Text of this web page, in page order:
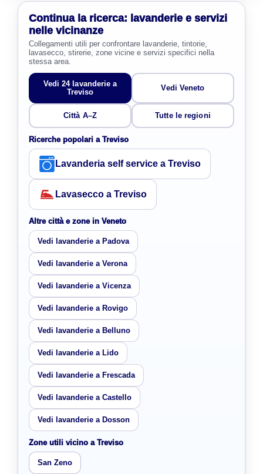
Continua la ricerca: lavanderie e servizi
nelle vicinanze
Collegamenti utili per confrontare lavanderie, tintorie,
lavasecco, stirerie, zone vicine e servizi specifici nella
stessa area.
Vedi 24 lavanderie a
Treviso
Vedi Veneto
Città A–Z Tutte le regioni
Ricerche popolari a Treviso
Lavanderia self service a Treviso
Lavasecco a Treviso
Altre città e zone in Veneto
Vedi lavanderie a Padova
Vedi lavanderie a Verona
Vedi lavanderie a Vicenza
Vedi lavanderie a Rovigo
Vedi lavanderie a Belluno
Vedi lavanderie a Lido
Vedi lavanderie a Frescada
Vedi lavanderie a Castello
Vedi lavanderie a Dosson
Zone utili vicino a Treviso
San Zeno